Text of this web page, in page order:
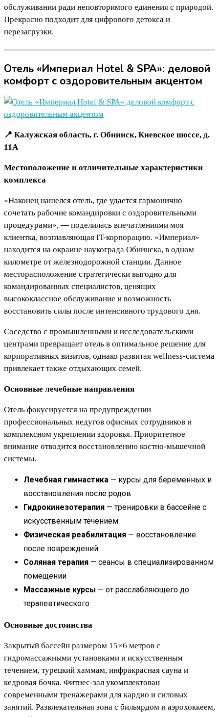
обслуживании ради неповторимого единения с природой.
Прекрасно подходит для цифрового детокса и
перезагрузки.
Отель «Империал Hotel & SPA»: деловой
комфорт с оздоровительным акцентом
📍 Калужская область, г. Обнинск, Киевское шоссе, д.
11А
Местоположение и отличительные характеристики
комплекса
«Наконец нашелся отель, где удается гармонично
сочетать рабочие командировки с оздоровительными
процедурами», — поделилась впечатлениями моя
клиентка, возглавляющая IT-корпорацию. «Империал»
находится на окраине наукограда Обнинска, в одном
километре от железнодорожной станции. Данное
месторасположение стратегически выгодно для
командированных специалистов, ценящих
высококлассное обслуживание и возможность
восстановить силы после интенсивного трудового дня.
Соседство с промышленными и исследовательскими
центрами превращает отель в оптимальное решение для
корпоративных визитов, однако развитая wellness-система
привлекает также отдыхающих семей.
Основные лечебные направления
Отель фокусируется на предупреждении
профессиональных недугов офисных сотрудников и
комплексном укреплении здоровья. Приоритетное
внимание отводится восстановлению костно-мышечной
системы.
Лечебная гимнастика — курсы для беременных и
восстановления после родов
Гидрокинезотерапия — тренировки в бассейне с
искусственным течением
Физическая реабилитация — восстановление
после повреждений
Соляная терапия — сеансы в специализированном
помещении
Массажные курсы — от расслабляющего до
терапевтического
Основные достоинства
Закрытый бассейн размером 15×6 метров с
гидромассажными установками и искусственным
течением, турецкий хаммам, инфракрасная сауна и
кедровая бочка. Фитнес-зал укомплектован
современными тренажерами для кардио и силовых
занятий. Развлекательная зона с бильярдом и аэрохоккеем,